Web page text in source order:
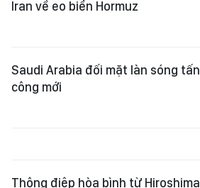
Iran về eo biển Hormuz
Saudi Arabia đối mặt làn sóng tấn
công mới
Thông điệp hòa bình từ Hiroshima